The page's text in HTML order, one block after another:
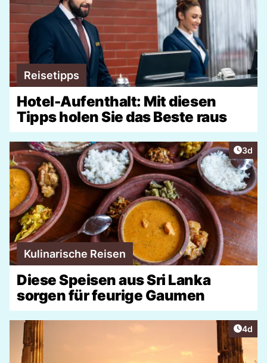
Reisetipps
Hotel-Aufenthalt: Mit diesen
Tipps holen Sie das Beste raus
3d
Kulinarische Reisen
Diese Speisen aus Sri Lanka
sorgen für feurige Gaumen
4d